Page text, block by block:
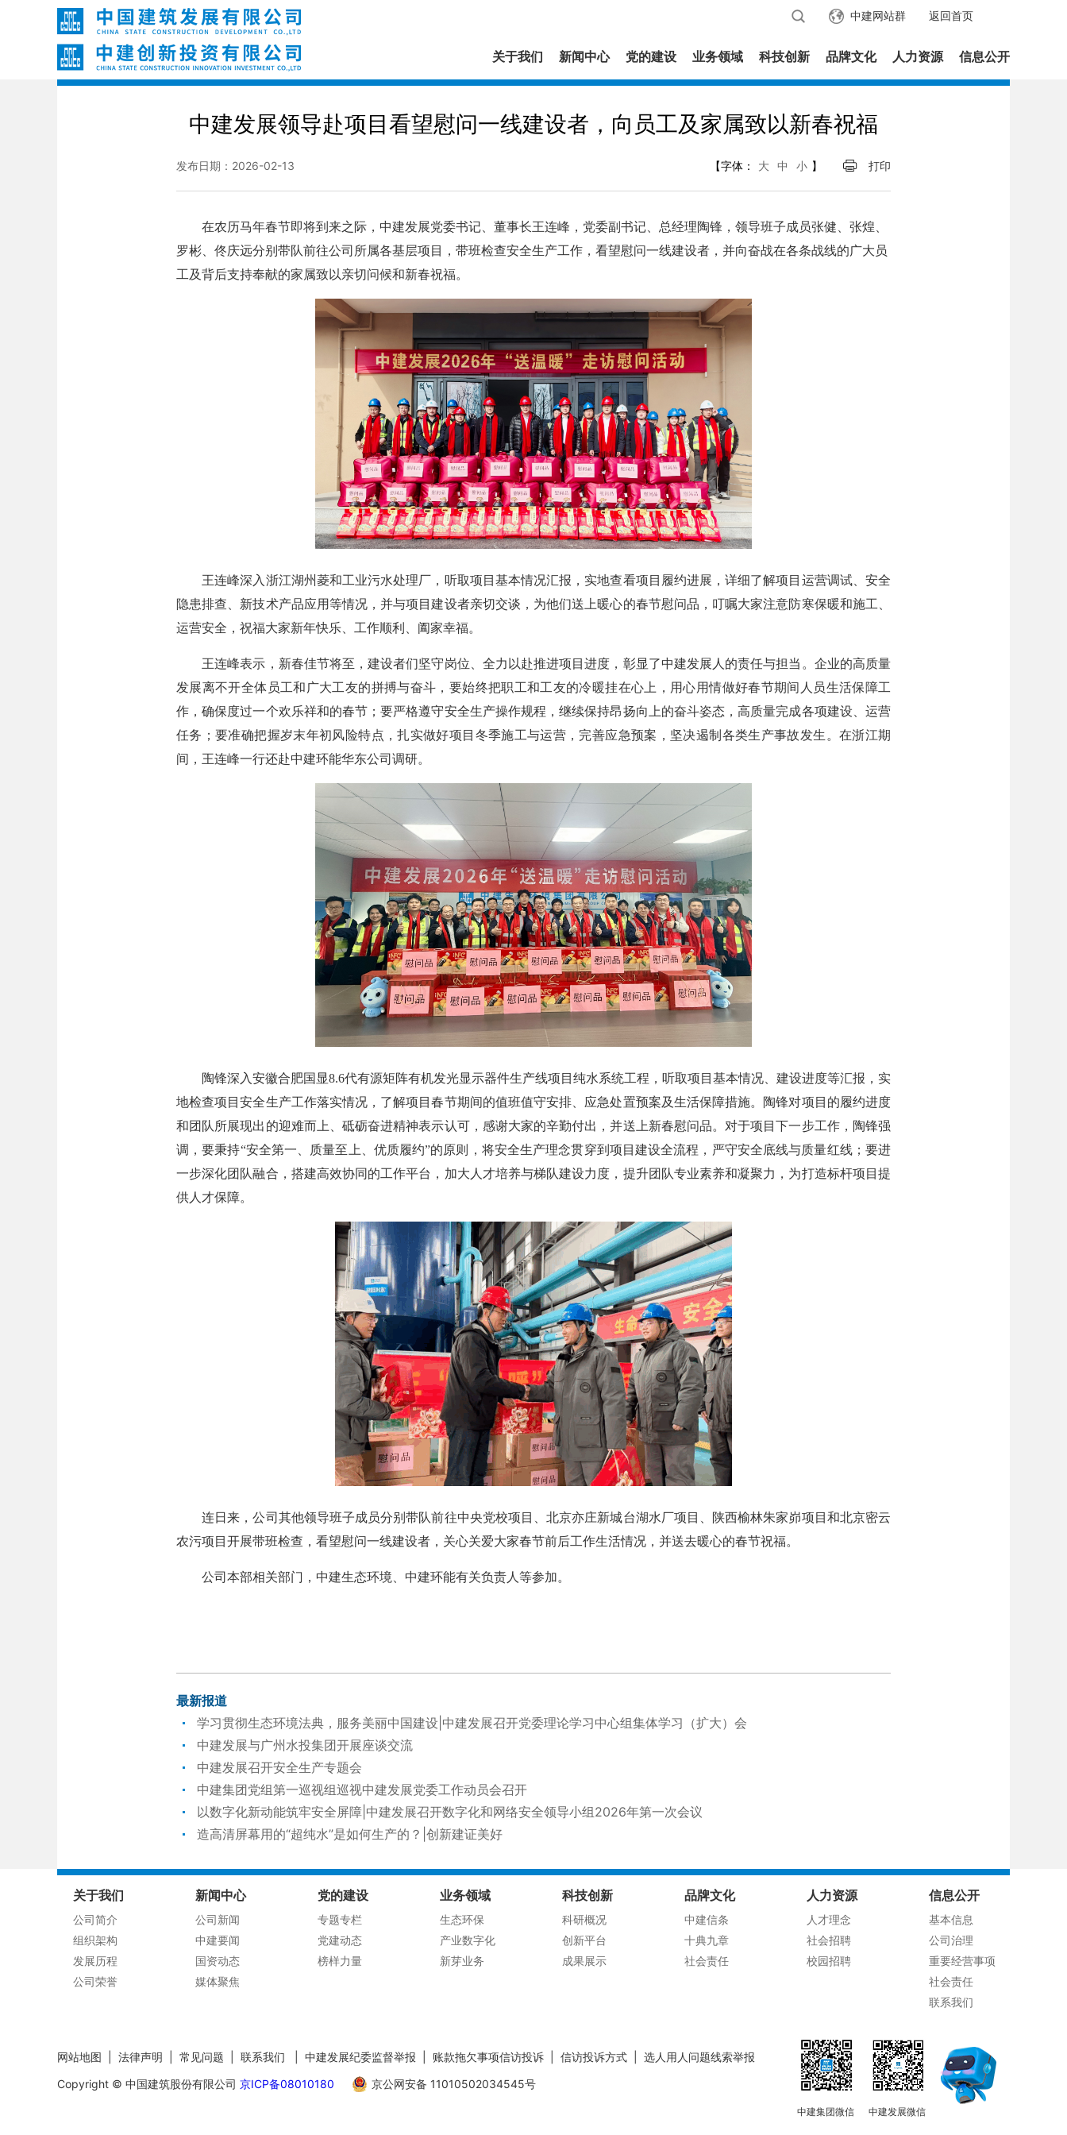
返回首页
中建网站群
关于我们 新闻中心 党的建设 业务领域 科技创新 品牌文化 人力资源 信息公开
中建发展领导赴项目看望慰问一线建设者，向员工及家属致以新春祝福
发布日期：2026-02-13 【字体： 大 中 小 】 打印
在农历马年春节即将到来之际，中建发展党委书记、董事长王连峰，党委副书记、总经理陶锋，领导班子成员张健、张煌、
罗彬、佟庆远分别带队前往公司所属各基层项目，带班检查安全生产工作，看望慰问一线建设者，并向奋战在各条战线的广大员
工及背后支持奉献的家属致以亲切问候和新春祝福。
王连峰深入浙江湖州菱和工业污水处理厂，听取项目基本情况汇报，实地查看项目履约进展，详细了解项目运营调试、安全
隐患排查、新技术产品应用等情况，并与项目建设者亲切交谈，为他们送上暖心的春节慰问品，叮嘱大家注意防寒保暖和施工、
运营安全，祝福大家新年快乐、工作顺利、阖家幸福。
王连峰表示，新春佳节将至，建设者们坚守岗位、全力以赴推进项目进度，彰显了中建发展人的责任与担当。企业的高质量
发展离不开全体员工和广大工友的拼搏与奋斗，要始终把职工和工友的冷暖挂在心上，用心用情做好春节期间人员生活保障工
作，确保度过一个欢乐祥和的春节；要严格遵守安全生产操作规程，继续保持昂扬向上的奋斗姿态，高质量完成各项建设、运营
任务；要准确把握岁末年初风险特点，扎实做好项目冬季施工与运营，完善应急预案，坚决遏制各类生产事故发生。在浙江期
间，王连峰一行还赴中建环能华东公司调研。
陶锋深入安徽合肥国显8.6代有源矩阵有机发光显示器件生产线项目纯水系统工程，听取项目基本情况、建设进度等汇报，实
地检查项目安全生产工作落实情况，了解项目春节期间的值班值守安排、应急处置预案及生活保障措施。陶锋对项目的履约进度
和团队所展现出的迎难而上、砥砺奋进精神表示认可，感谢大家的辛勤付出，并送上新春慰问品。对于项目下一步工作，陶锋强
调，要秉持“安全第一、质量至上、优质履约”的原则，将安全生产理念贯穿到项目建设全流程，严守安全底线与质量红线；要进
一步深化团队融合，搭建高效协同的工作平台，加大人才培养与梯队建设力度，提升团队专业素养和凝聚力，为打造标杆项目提
供人才保障。
连日来，公司其他领导班子成员分别带队前往中央党校项目、北京亦庄新城台湖水厂项目、陕西榆林朱家峁项目和北京密云
农污项目开展带班检查，看望慰问一线建设者，关心关爱大家春节前后工作生活情况，并送去暖心的春节祝福。
公司本部相关部门，中建生态环境、中建环能有关负责人等参加。
最新报道
学习贯彻生态环境法典，服务美丽中国建设|中建发展召开党委理论学习中心组集体学习（扩大）会
中建发展与广州水投集团开展座谈交流
中建发展召开安全生产专题会
中建集团党组第一巡视组巡视中建发展党委工作动员会召开
以数字化新动能筑牢安全屏障|中建发展召开数字化和网络安全领导小组2026年第一次会议
造高清屏幕用的“超纯水”是如何生产的？|创新建证美好
关于我们
公司简介
组织架构
发展历程
公司荣誉
新闻中心
公司新闻
中建要闻
国资动态
媒体聚焦
党的建设
专题专栏
党建动态
榜样力量
业务领域
生态环保
产业数字化
新芽业务
科技创新
科研概况
创新平台
成果展示
品牌文化
中建信条
十典九章
社会责任
人力资源
人才理念
社会招聘
校园招聘
信息公开
基本信息
公司治理
重要经营事项
社会责任
联系我们
中建集团微信 中建发展微信
网站地图 法律声明 常见问题 联系我们 中建发展纪委监督举报 账款拖欠事项信访投诉 信访投诉方式
选人用人问题线索举报
Copyright © 中国建筑股份有限公司 京ICP备08010180 京公网安备 11010502034545号